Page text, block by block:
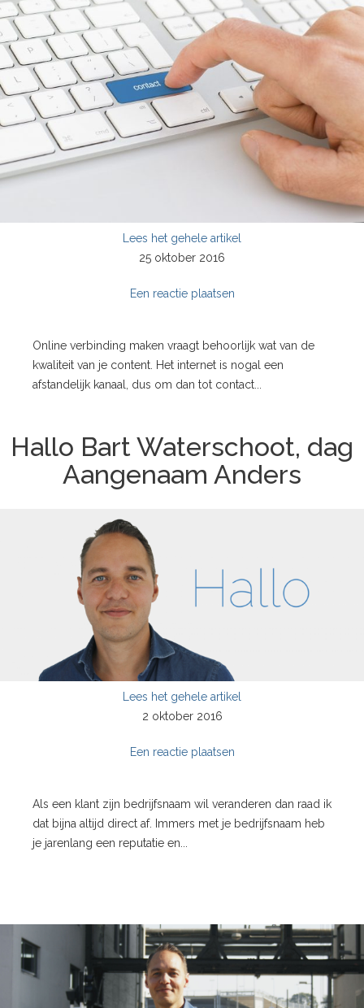
Lees het gehele artikel
25 oktober 2016
Een reactie plaatsen
Online verbinding maken vraagt behoorlijk wat van de
kwaliteit van je content. Het internet is nogal een
afstandelijk kanaal, dus om dan tot contact...
Hallo Bart Waterschoot, dag
Aangenaam Anders
Lees het gehele artikel
2 oktober 2016
Een reactie plaatsen
Als een klant zijn bedrijfsnaam wil veranderen dan raad ik
dat bijna altijd direct af. Immers met je bedrijfsnaam heb
je jarenlang een reputatie en...